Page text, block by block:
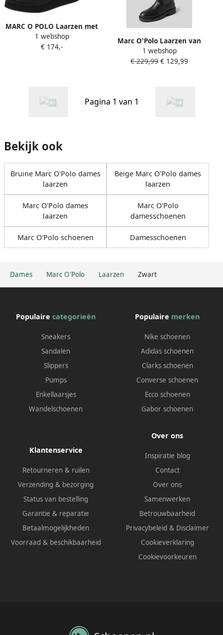
Dames Marc O'Polo Laarzen Zwart
MARC O POLO Laarzen met
plateauzool en ritssluiting
aan de achterkant
1 webshop
€ 174,-
Marc O'Polo Laarzen van
echt runderleer
1 webshop
€ 229,99 € 129,99
Pagina 1 van 1
Bekijk ook
Bruine Marc O'Polo dames
laarzen
Beige Marc O'Polo dames
laarzen
Marc O'Polo dames
laarzen
Marc O'Polo
damesschoenen
Marc O'Polo schoenen Damesschoenen
Populaire categorieën
Sneakers
Sandalen
Slippers
Pumps
Enkellaarsjes
Wandelschoenen
Populaire merken
Nike schoenen
Adidas schoenen
Clarks schoenen
Converse schoenen
Ecco schoenen
Gabor schoenen
Klantenservice
Retourneren & ruilen
Verzending & bezorging
Status van bestelling
Garantie & reparatie
Betaalmogelijkheden
Voorraad & beschikbaarheid
Over ons
Inspiratie blog
Contact
Over ons
Samenwerken
Betrouwbaarheid
Privacybeleid & Disclaimer
Cookieverklaring
Cookievoorkeuren